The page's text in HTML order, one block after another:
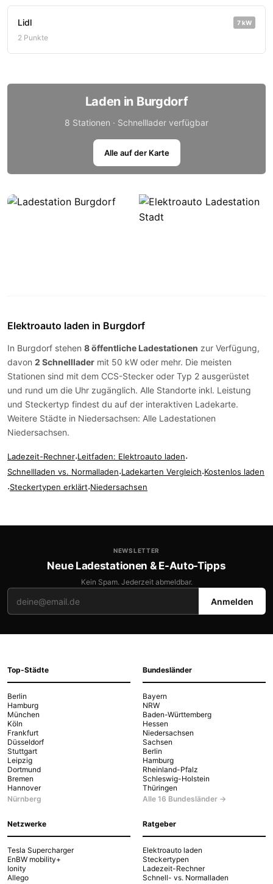
Lidl 7 kW
2 Punkte
Laden in Burgdorf
8 Stationen · Schnelllader verfügbar
Alle auf der Karte
Elektroauto laden in Burgdorf
In Burgdorf stehen 8 öffentliche Ladestationen zur Verfügung,
davon 2 Schnelllader mit 50 kW oder mehr. Die meisten
Stationen sind mit dem CCS-Stecker oder Typ 2 ausgerüstet
und rund um die Uhr zugänglich. Alle Standorte inkl. Leistung
und Steckertyp findest du auf der interaktiven Ladekarte.
Weitere Städte in Niedersachsen: Alle Ladestationen
Niedersachsen.
Ladezeit-Rechner·Leitfaden: Elektroauto laden·
Schnellladen vs. Normalladen·Ladekarten Vergleich·Kostenlos laden
·Steckertypen erklärt·Niedersachsen
NEWSLETTER
Neue Ladestationen & E-Auto-Tipps
Kein Spam. Jederzeit abmeldbar.
Anmelden
Top-Städte
Berlin
Hamburg
München
Köln
Frankfurt
Düsseldorf
Stuttgart
Leipzig
Dortmund
Bremen
Hannover
Nürnberg
Bundesländer
Bayern
NRW
Baden-Württemberg
Hessen
Niedersachsen
Sachsen
Berlin
Hamburg
Rheinland-Pfalz
Schleswig-Holstein
Thüringen
Alle 16 Bundesländer →
Netzwerke
Tesla Supercharger
EnBW mobility+
Ionity
Allego
Ratgeber
Elektroauto laden
Steckertypen
Ladezeit-Rechner
Schnell- vs. Normalladen